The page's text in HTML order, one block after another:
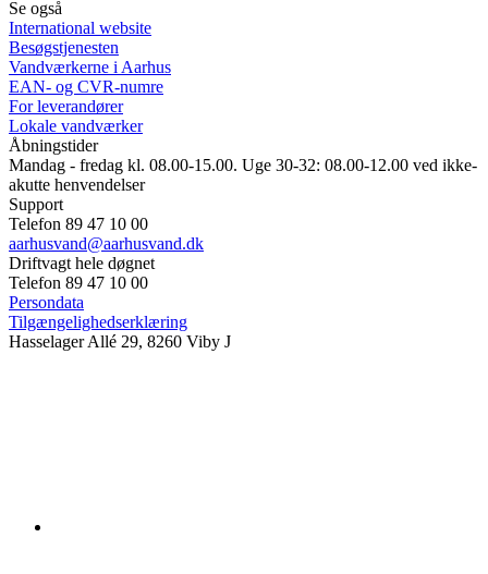
Se også
International website
Besøgstjenesten
Vandværkerne i Aarhus
EAN- og CVR-numre
For leverandører
Lokale vandværker
Åbningstider
Mandag - fredag kl. 08.00-15.00. Uge 30-32: 08.00-12.00 ved ikke-
akutte henvendelser
Support
Telefon 89 47 10 00
aarhusvand@aarhusvand.dk
Driftvagt hele døgnet
Telefon 89 47 10 00
Persondata
Tilgængelighedserklæring
Hasselager Allé 29, 8260 Viby J